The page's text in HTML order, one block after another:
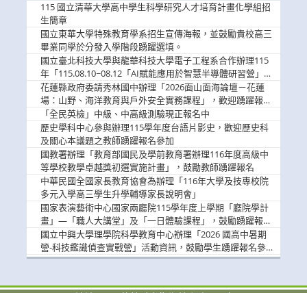
115 國立清華大學高中學生科學研究人才培育計畫化學組招
生簡章
國立東華大學特殊教育學系招生宣傳海報，並鼓勵貴校高三
畢業同學於分發入學階段踴躍選填。
國立臺北科技大學與龍華科技大學電子工程系合作辦理115
年「115.08.10~08.12「AI賦能應用於智慧半導體研習營」，
歡迎學生踴躍報名參加
花蓮縣政府委請秀林國中辦理「2026面山面海論壇－花蓮
場：山野、海洋教育與戶外安全實務課程」，歡迎踴躍報名
參加
「全民英檢」中級、中高級測驗現正報名中
歷史學科中心參與辦理115學年度台語片影史，歡迎歷史科
及關心本議題之教師踴躍報名參加
國教署辦理「教育部國民及學前教育署辦理116年度高級中
等學校教學卓越獎初選實施計畫」，鼓勵教師踴躍報名
中華民國全國家長教育協會為辦理「116年大學及技專校院
多元入學高三學生升學輔導家長說明會」
國家表演藝術中心國家兩廳院115學年度上學期「廳院學計
畫」—「職人大講堂」及「一日體驗課程」，鼓勵踴躍報名
參與。
國立中興大學理學院科學教育中心辦理「2026 國高中暑期
營-科技鑑識偵查實戰營」活動資訊，鼓勵學生踴躍報名參
加。